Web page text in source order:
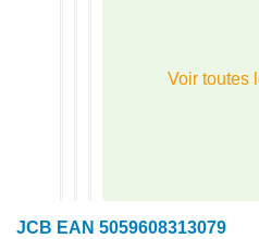
JCB EAN 5059608313079